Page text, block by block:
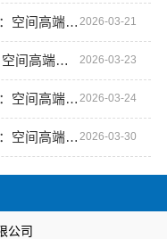
公司
南京市创亿讯环保新材料有限公司：空间高端定制 环保与美学的完美融合 2026-03-21
南京市创亿讯环保新材料有限公司 空间高端定制 打造专属未来空间 2026-03-23
南京市创亿讯环保新材料有限公司：空间高端定制，品质生活的完美诠释 2026-03-24
南京市创亿讯环保新材料有限公司：空间高端定制，环保与美学的完美融合 2026-03-30